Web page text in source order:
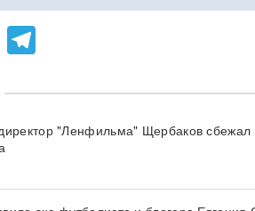
Viber
"Ленфильма" Щербаков сбежал